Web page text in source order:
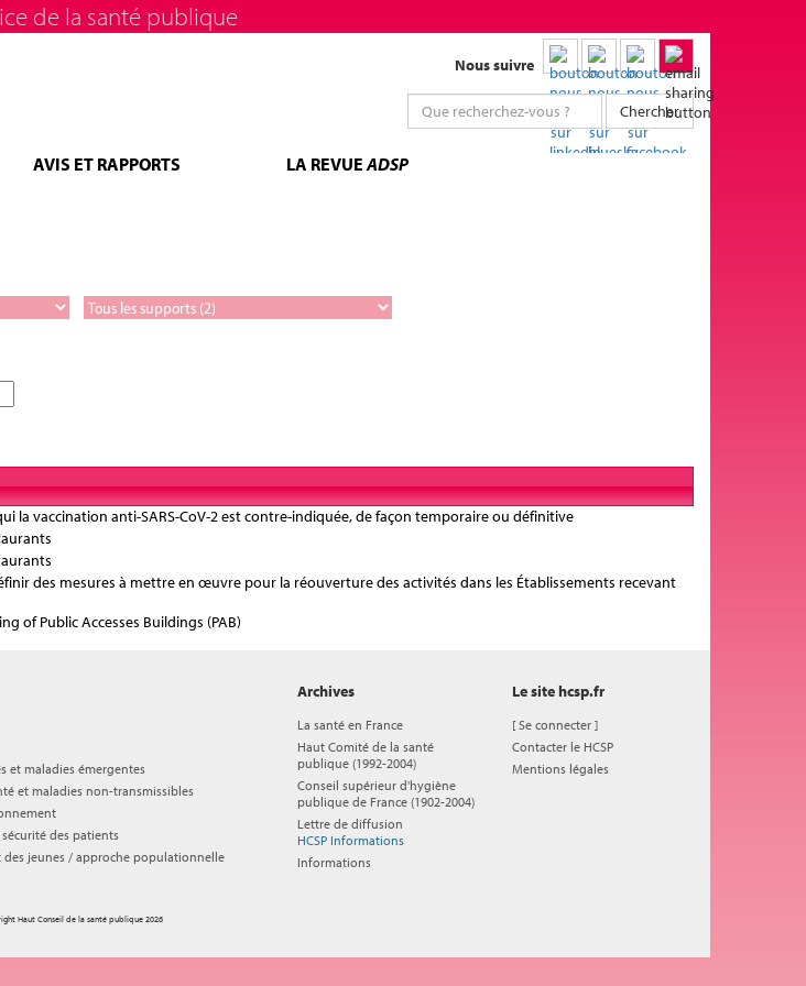
de la santé publique
Nous suivre
Chercher
AVIS ET RAPPORTS LA REVUEADSP
la vaccination anti-SARS-CoV-2 est contre-indiquée, de façon temporaire ou définitive
des mesures à mettre en œuvre pour la réouverture des activités dans les Établissements recevant
of Public Accesses Buildings (PAB)
et maladies émergentes
et maladies non-transmissibles
sécurité des patients
des jeunes / approche populationnelle
Archives
La santé en France
Haut Comité de la santé
publique (1992-2004)
Conseil supérieur d'hygiène
publique de France (1902-2004)
Lettre de diffusion
HCSP Informations
Informations
Le site hcsp.fr
[Se connecter ]
Contacter le HCSP
Mentions légales
Haut Conseil de la santé publique 2026